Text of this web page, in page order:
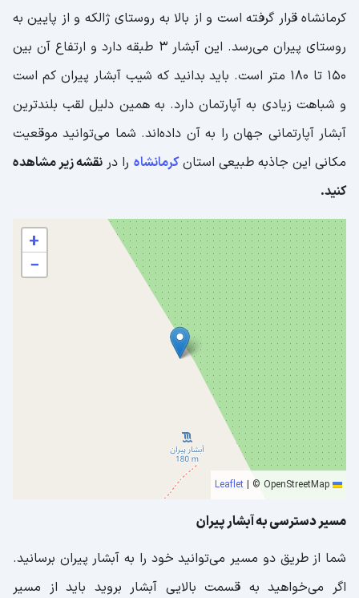
کرمانشاه قرار گرفته است و از بالا به روستای ژالکه و از پایین به
روستای پیران می‌رسد. این آبشار 3 طبقه دارد و ارتفاع آن بین
150 تا 180 متر است. باید بدانید که شیب آبشار پیران کم است
و شباهت زیادی به آپارتمان دارد. به همین دلیل لقب بلندترین
آبشار آپارتمانی جهان را به آن داده‌اند. شما می‌توانید موقعیت
مکانی این جاذبه طبیعی استانکرمانشاه را در نقشه زیر مشاهده
کنید.
+
−
| © OpenStreetMap
مسیر دسترسی به آبشار پیران
شما از طریق دو مسیر می‌توانید خود را به آبشار پیران برسانید.
اگر می‌خواهید به قسمت بالایی آبشار بروید باید از مسیر